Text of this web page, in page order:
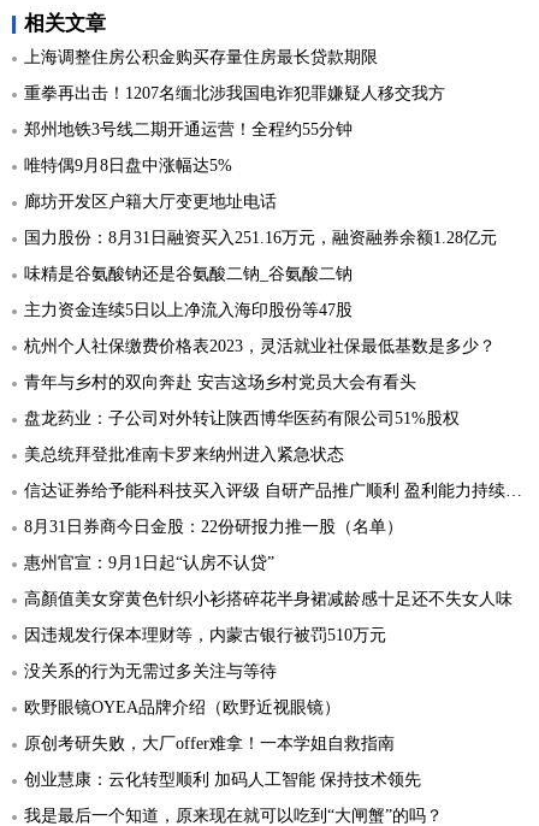
相关文章
上海调整住房公积金购买存量住房最长贷款期限
重拳再出击！1207名缅北涉我国电诈犯罪嫌疑人移交我方
郑州地铁3号线二期开通运营！全程约55分钟
唯特偶9月8日盘中涨幅达5%
廊坊开发区户籍大厅变更地址电话
国力股份：8月31日融资买入251.16万元，融资融券余额1.28亿元
味精是谷氨酸钠还是谷氨酸二钠_谷氨酸二钠
主力资金连续5日以上净流入海印股份等47股
杭州个人社保缴费价格表2023，灵活就业社保最低基数是多少？
青年与乡村的双向奔赴 安吉这场乡村党员大会有看头
盘龙药业：子公司对外转让陕西博华医药有限公司51%股权
美总统拜登批准南卡罗来纳州进入紧急状态
信达证券给予能科科技买入评级 自研产品推广顺利 盈利能力持续提升
8月31日券商今日金股：22份研报力推一股（名单）
惠州官宣：9月1日起“认房不认贷”
高顏值美女穿黄色针织小衫搭碎花半身裙减龄感十足还不失女人味
因违规发行保本理财等，内蒙古银行被罚510万元
没关系的行为无需过多关注与等待
欧野眼镜OYEA品牌介绍（欧野近视眼镜）
原创考研失败，大厂offer难拿！一本学姐自救指南
创业慧康：云化转型顺利 加码人工智能 保持技术领先
我是最后一个知道，原来现在就可以吃到“大闸蟹”的吗？